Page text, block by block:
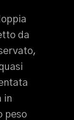
da
in
peso